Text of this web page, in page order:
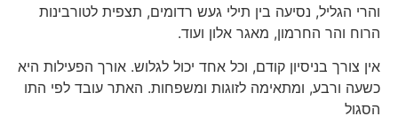
והרי הגליל, נסיעה בין תילי געש רדומים, תצפית לטורבינות
הרוח והר החרמון, מאגר אלון ועוד.
אין צורך בניסיון קודם, וכל אחד יכול לגלוש. אורך הפעילות היא
כשעה ורבע, ומתאימה לזוגות ומשפחות. האתר עובד לפי התו
הסגול